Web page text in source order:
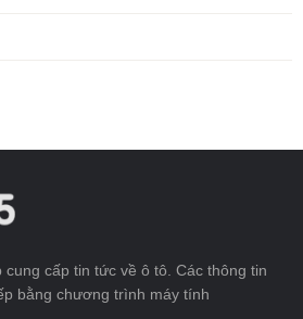
cung cấp tin tức về ô tô. Các thông tin
bằng chương trình máy tính